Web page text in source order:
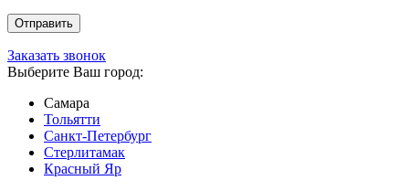
Заказать звонок
Выберите Ваш город:
Самара
Тольятти
Санкт-Петербург
Стерлитамак
Красный Яр